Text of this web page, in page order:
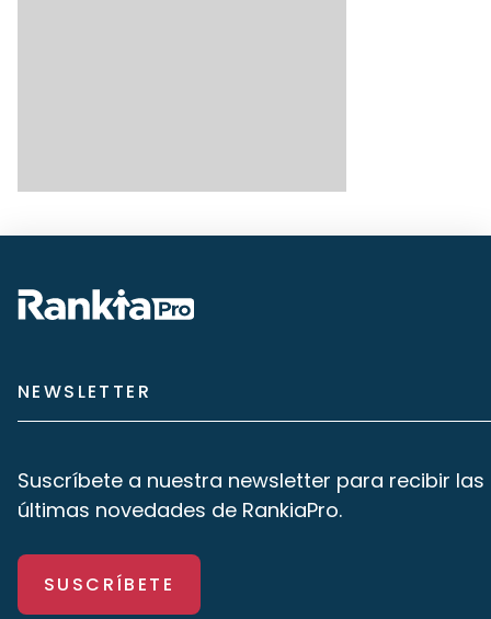
NEWSLETTER
Suscríbete a nuestra newsletter para recibir las
últimas novedades de RankiaPro.
SUSCRÍBETE